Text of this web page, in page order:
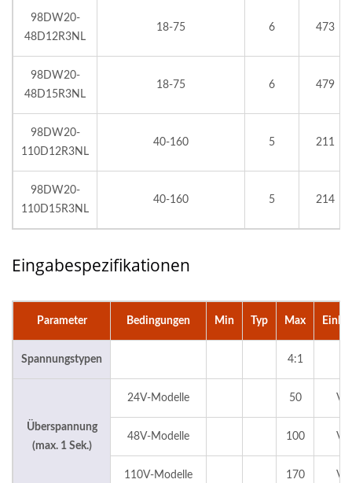
98DW20-
48D12R3NL
18-75 6 473
98DW20-
48D15R3NL
18-75 6 479
98DW20-
110D12R3NL
40-160 5 211
98DW20-
110D15R3NL
40-160 5 214
Eingabespezifikationen
Parameter Bedingungen Min Typ Max
Spannungstypen 4:1
Überspannung
(max. 1 Sek.)
24V-Modelle 50
48V-Modelle 100
110V-Modelle 170